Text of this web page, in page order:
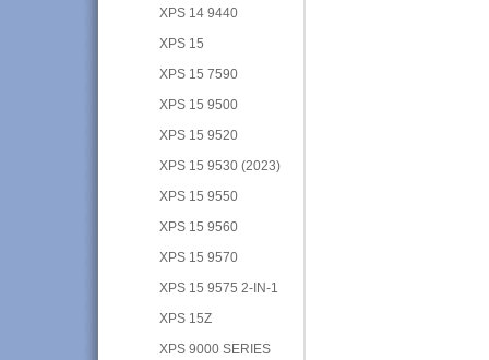
XPS 14 9440
XPS 15
XPS 15 7590
XPS 15 9500
XPS 15 9520
XPS 15 9530 (2023)
XPS 15 9550
XPS 15 9560
XPS 15 9570
XPS 15 9575 2-IN-1
XPS 15Z
XPS 9000 SERIES